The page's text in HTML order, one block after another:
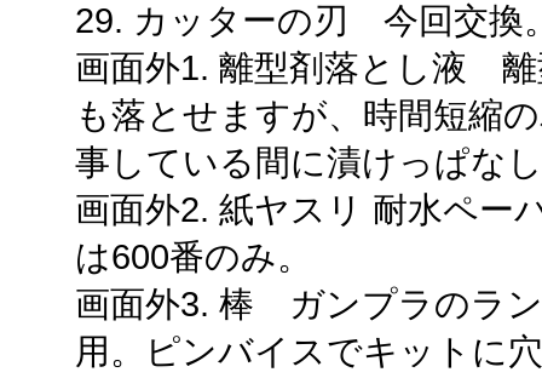
29. カッターの刃 今回交換
画面外1. 離型剤落とし液
も落とせますが、時間短縮
事している間に漬けっぱな
画面外2. 紙ヤスリ 耐水ペー
は600番のみ。
画面外3. 棒 ガンプラのラ
用。ピンバイスでキットに